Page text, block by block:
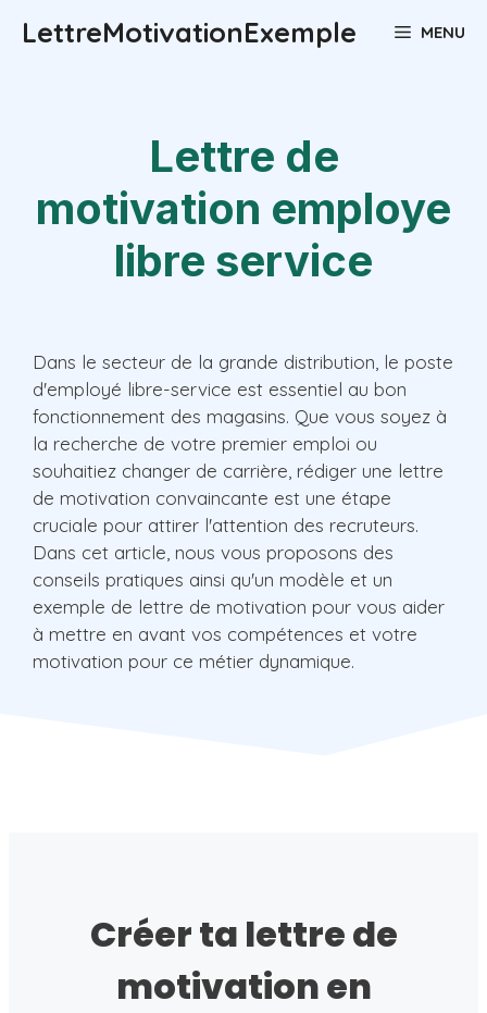
LettreMotivationExemple MENU
Lettre de
motivation employe
libre service
Dans le secteur de la grande distribution, le poste
d'employé libre-service est essentiel au bon
fonctionnement des magasins. Que vous soyez à
la recherche de votre premier emploi ou
souhaitiez changer de carrière, rédiger une lettre
de motivation convaincante est une étape
cruciale pour attirer l'attention des recruteurs.
Dans cet article, nous vous proposons des
conseils pratiques ainsi qu'un modèle et un
exemple de lettre de motivation pour vous aider
à mettre en avant vos compétences et votre
motivation pour ce métier dynamique.
Créer ta lettre de
motivation en